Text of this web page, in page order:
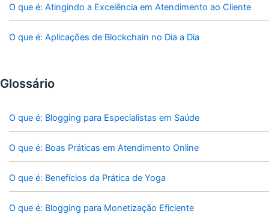
O que é: Atingindo a Excelência em Atendimento ao Cliente
O que é: Aplicações de Blockchain no Dia a Dia
Glossário
O que é: Blogging para Especialistas em Saúde
O que é: Boas Práticas em Atendimento Online
O que é: Benefícios da Prática de Yoga
O que é: Blogging para Monetização Eficiente